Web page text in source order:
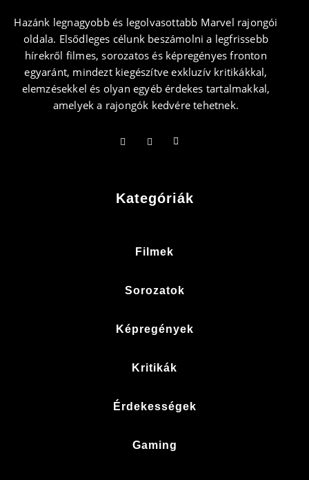
Hazánk legnagyobb és legolvasottabb Marvel rajongói
oldala. Elsődleges célunk beszámolni a legfrissebb
hírekről filmes, sorozatos és képregényes fronton
egyaránt, mindezt kiegészítve exkluzív kritikákkal,
elemzésekkel és olyan egyéb érdekes tartalmakkal,
amelyek a rajongók kedvére tehetnek.
Kategóriák
Filmek
Sorozatok
Képregények
Kritikák
Érdekességek
Gaming